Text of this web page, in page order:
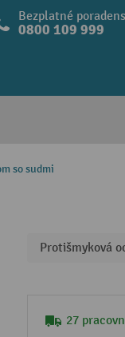
Bezplatné
0800 109 999
so sudmi
27